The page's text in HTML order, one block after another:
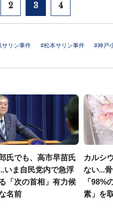
2 3 4
サリン事件 #松本サリン事件 #神戸
氏でも、高市早苗氏
いま自民党内で急浮
「次の首相」有力候
名前
カルシ
ない...
「98%
素」を